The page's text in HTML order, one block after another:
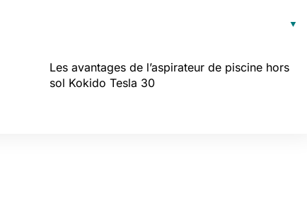
Les avantages de l’aspirateur de piscine hors
sol Kokido Tesla 30